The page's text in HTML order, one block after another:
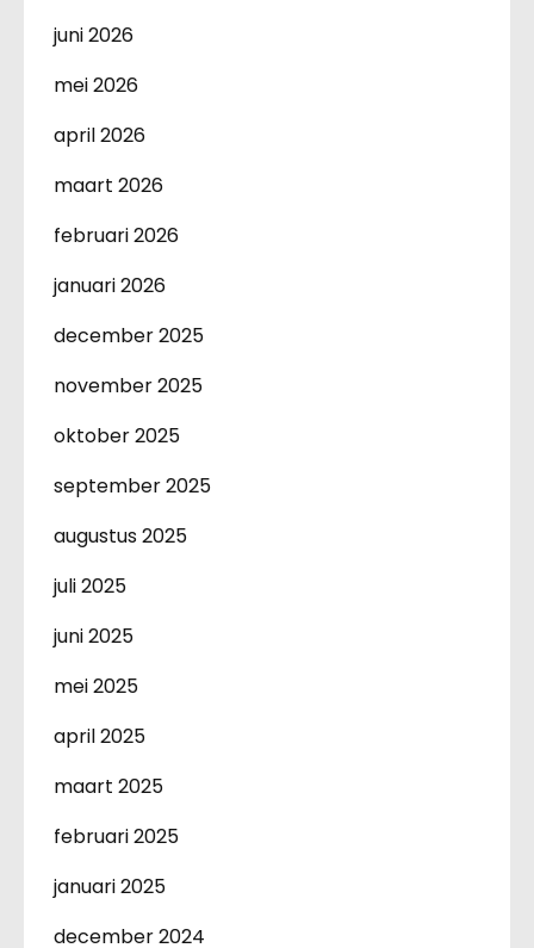
juni 2026
mei 2026
april 2026
maart 2026
februari 2026
januari 2026
december 2025
november 2025
oktober 2025
september 2025
augustus 2025
juli 2025
juni 2025
mei 2025
april 2025
maart 2025
februari 2025
januari 2025
december 2024